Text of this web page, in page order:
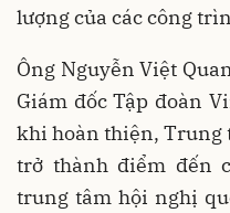
lượng của các công
Ông Nguyễn Việt
Giám đốc Tập đoàn
khi hoàn thiện, Trung
trở thành điểm đến
trung tâm hội nghị